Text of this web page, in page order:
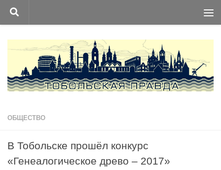
Перейти к содержимому
ОБЩЕСТВО
В Тобольске прошёл конкурс
«Генеалогическое древо – 2017»